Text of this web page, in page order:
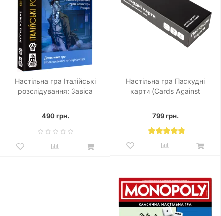
Настільна гра Італійські
розслідування: Завіса
490 грн.
Настільна гра Паскудні
карти (Cards Against
799 грн.